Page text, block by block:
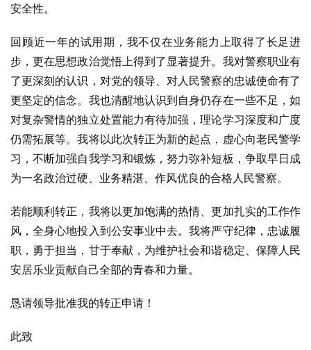
安全性。
回顾近一年的试用期，我不仅在业务能力上取得了长足进
步，更在思想政治觉悟上得到了显著提升。我对警察职业有
了更深刻的认识，对党的领导、对人民警察的忠诚使命有了
更坚定的信念。我也清醒地认识到自身仍存在一些不足，如
对复杂警情的独立处置能力有待加强，理论学习深度和广度
仍需拓展等。我将以此次转正为新的起点，虚心向老民警学
习，不断加强自我学习和锻炼，努力弥补短板，争取早日成
为一名政治过硬、业务精湛、作风优良的合格人民警察。
若能顺利转正，我将以更加饱满的热情、更加扎实的工作作
风，全身心地投入到公安事业中去。我将严守纪律，忠诚履
职，勇于担当，甘于奉献，为维护社会和谐稳定、保障人民
安居乐业贡献自己全部的青春和力量。
恳请领导批准我的转正申请！
此致